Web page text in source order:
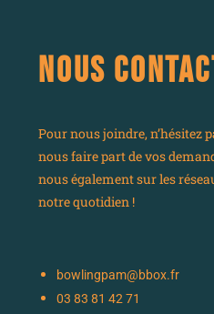
NOUS
Pour nous joindre, n’hésitez
nous faire part de vos
nous également sur les
notre quotidien !
bowlingpam@bbox.fr
03 83 81 42 71